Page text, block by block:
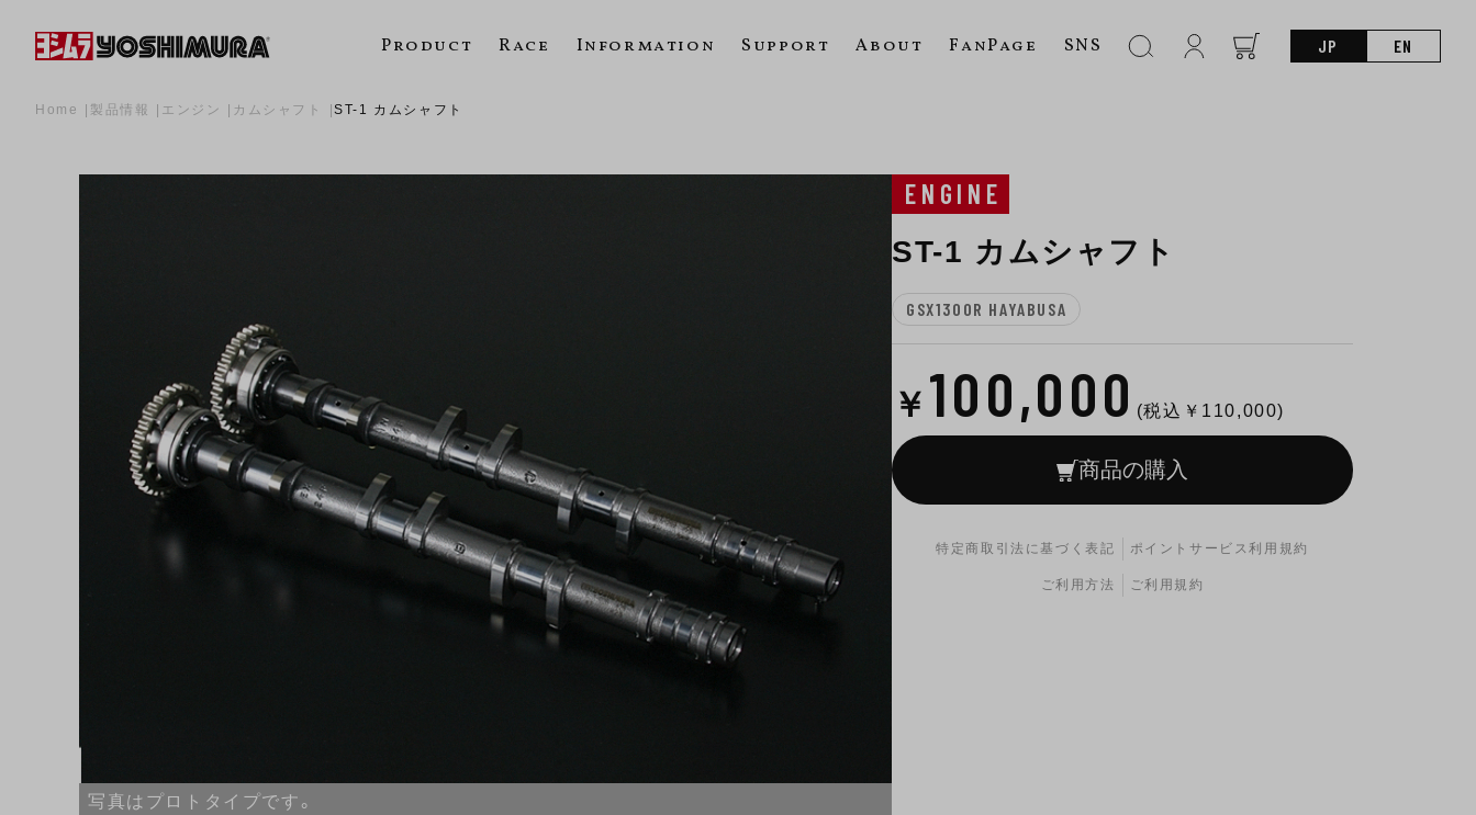
Product Race Information Support About FanPage SNS JP EN
Home 製品情報 エンジン カムシャフト ST-1 カムシャフト
写真はプロトタイプです。
ENGINE
ST-1 カムシャフト
GSX1300R HAYABUSA
￥ 100,000 (税込￥ 110,000)
商品の購入
特定商取引法に基づく表記 ポイントサービス利用規約
ご利用方法 ご利用規約